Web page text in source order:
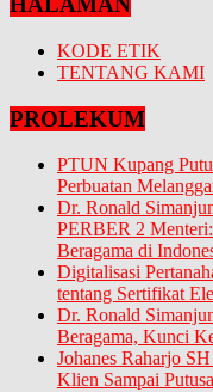
KODE ETIK
TENTANG KAMI
PROLEKUM
PTUN Kupang
Perbuatan
Dr. Ronald
PERBER 2
Beragama di
Digitalisasi
tentang Sertifikat
Dr. Ronald
Beragama, Kunci
Johanes Raharjo
Klien Sampai